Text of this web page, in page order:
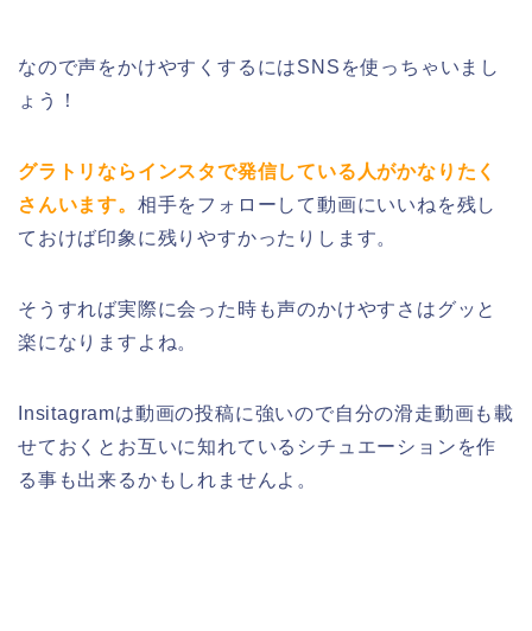
なので声をかけやすくするにはSNSを使っちゃいまし
ょう！
グラトリならインスタで発信している人がかなりたく
さんいます。 相手をフォローして動画にいいねを残し
ておけば印象に残りやすかったりします。
そうすれば実際に会った時も声のかけやすさはグッと
楽になりますよね。
Insitagramは動画の投稿に強いので自分の滑走動画も載
せておくとお互いに知れているシチュエーションを作
る事も出来るかもしれませんよ。